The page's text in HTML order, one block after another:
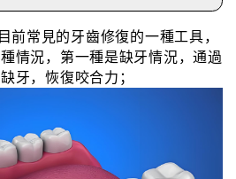
前常見的牙齒修復的一種工具，
情況，第一種是缺牙情況，通過
牙，恢復咬合力；